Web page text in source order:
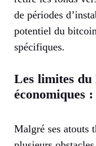
de périodes
potentiel du
spécifiques.
Les limites du
économiques
Malgré ses atouts